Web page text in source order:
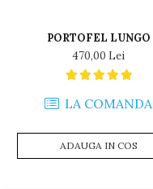
PORTOFEL LUNGO
470,00 Lei
LA COMANDA
ADAUGA IN COS